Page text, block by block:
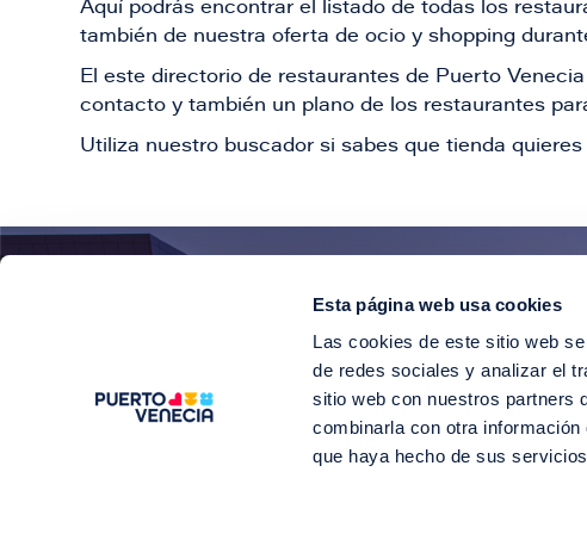
Esta página web usa cookies
Las cookies de este sitio web
de redes sociales y analizar el
sitio web con nuestros partners
combinarla con otra
que haya hecho de sus
Aquí podrás encontrar el listado de todas los
también de nuestra oferta de ocio y shopping
El este directorio de restaurantes de Puerto
contacto y también un plano de los restaurantes
Utiliza nuestro buscador si sabes que tienda
Suscríbete para